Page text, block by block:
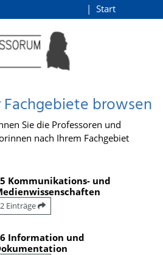
Start
Fachgebiete browsen
Sie die Professoren und
nach Ihrem Fachgebiet
Kommunikations- und
2 Einträge
Information und